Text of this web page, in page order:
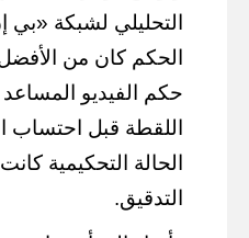
التحليلي لشبكة
الحكم كان من الأفضل
حكم الفيديو
اللقطة قبل احتساب
الحالة التحكيمية
التدقيق.